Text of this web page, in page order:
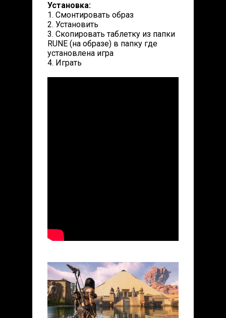
Установка:
1. Смонтировать образ
2. Установить
3. Скопировать таблетку из папки
RUNE (на образе) в папку где
установлена игра
4. Играть